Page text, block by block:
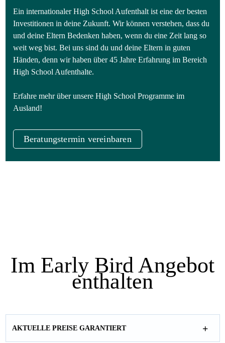
Ein internationaler High School Aufenthalt ist eine der besten
Investitionen in deine Zukunft. Wir können verstehen, dass du
und deine Eltern Bedenken haben, wenn du eine Zeit lang so
weit weg bist. Bei uns sind du und deine Eltern in guten
Händen, denn wir haben über 45 Jahre Erfahrung im Bereich
High School Aufenthalte.
Erfahre mehr über unsere High School Programme im
Ausland!
Beratungstermin vereinbaren
Im Early Bird Angebot
enthalten
AKTUELLE PREISE GARANTIERT